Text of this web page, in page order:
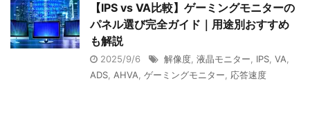
【IPS vs VA比較】ゲーミングモニターの
パネル選び完全ガイド｜用途別おすすめ
も解説
2025/9/6 解像度 液晶モニター IPS VA
ADS AHVA ゲーミングモニター 応答速度